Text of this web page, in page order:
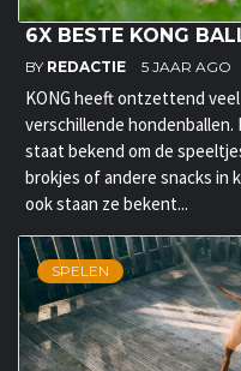
6X BESTE KONG
BY REDACTIE 5 JAAR AGO
KONG heeft ontzettend veel
verschillende hondenballen.
staat bekend om de
brokjes of andere snacks in
ook staan ze bekent...
SPELEN